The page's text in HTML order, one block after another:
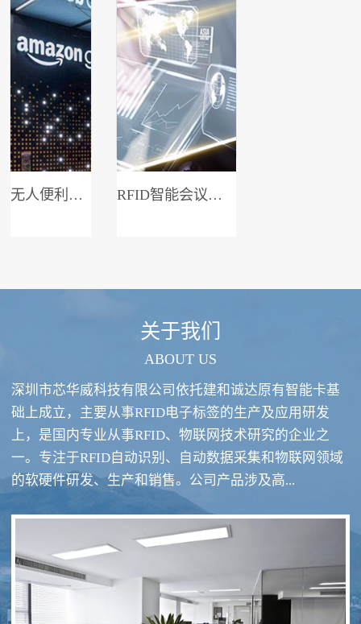
无人便利店系统 RFID智能会议签到系统
RFID酒类防伪系统方案 RFID智慧食堂系统
关于我们
ABOUT US
深圳市芯华威科技有限公司依托建和诚达原有智能卡基
础上成立，主要从事RFID电子标签的生产及应用研发
上，是国内专业从事RFID、物联网技术研究的企业之
一。专注于RFID自动识别、自动数据采集和物联网领域
的软硬件研发、生产和销售。公司产品涉及高...